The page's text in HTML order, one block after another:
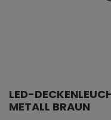
LED-
METALL BRAUN